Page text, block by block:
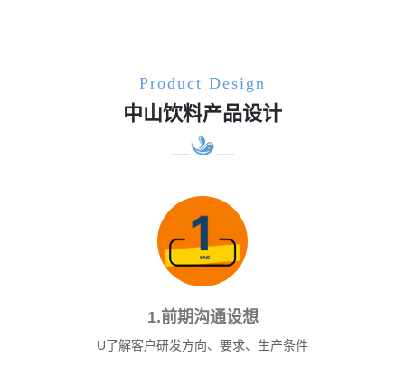
Product Design
中山饮料产品设计
1.前期沟通设想
U了解客户研发方向、要求、生产条件